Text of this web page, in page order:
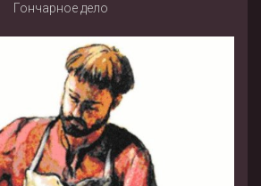
Гончарное дело